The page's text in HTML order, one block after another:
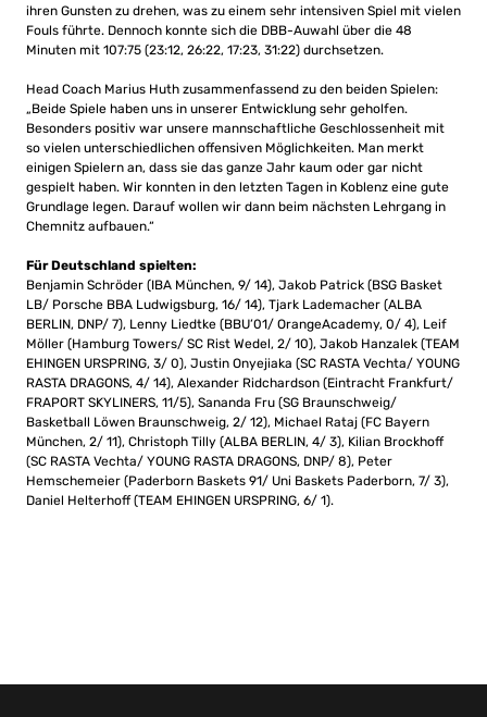
ihren Gunsten zu drehen, was zu einem sehr intensiven Spiel mit vielen
Fouls führte. Dennoch konnte sich die DBB-Auwahl über die 48
Minuten mit 107:75 (23:12, 26:22, 17:23, 31:22) durchsetzen.
Head Coach Marius Huth zusammenfassend zu den beiden Spielen:
„Beide Spiele haben uns in unserer Entwicklung sehr geholfen.
Besonders positiv war unsere mannschaftliche Geschlossenheit mit
so vielen unterschiedlichen offensiven Möglichkeiten. Man merkt
einigen Spielern an, dass sie das ganze Jahr kaum oder gar nicht
gespielt haben. Wir konnten in den letzten Tagen in Koblenz eine gute
Grundlage legen. Darauf wollen wir dann beim nächsten Lehrgang in
Chemnitz aufbauen.“
Für Deutschland spielten:
Benjamin Schröder (IBA München, 9/ 14), Jakob Patrick (BSG Basket
LB/ Porsche BBA Ludwigsburg, 16/ 14), Tjark Lademacher (ALBA
BERLIN, DNP/ 7), Lenny Liedtke (BBU’01/ OrangeAcademy, 0/ 4), Leif
Möller (Hamburg Towers/ SC Rist Wedel, 2/ 10), Jakob Hanzalek (TEAM
EHINGEN URSPRING, 3/ 0), Justin Onyejiaka (SC RASTA Vechta/ YOUNG
RASTA DRAGONS, 4/ 14), Alexander Ridchardson (Eintracht Frankfurt/
FRAPORT SKYLINERS, 11/5), Sananda Fru (SG Braunschweig/
Basketball Löwen Braunschweig, 2/ 12), Michael Rataj (FC Bayern
München, 2/ 11), Christoph Tilly (ALBA BERLIN, 4/ 3), Kilian Brockhoff
(SC RASTA Vechta/ YOUNG RASTA DRAGONS, DNP/ 8), Peter
Hemschemeier (Paderborn Baskets 91/ Uni Baskets Paderborn, 7/ 3),
Daniel Helterhoff (TEAM EHINGEN URSPRING, 6/ 1).